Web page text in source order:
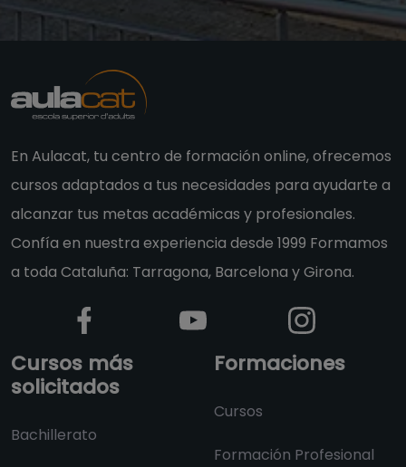
En Aulacat, tu centro de formación online, ofrecemos
cursos adaptados a tus necesidades para ayudarte a
alcanzar tus metas académicas y profesionales.
Confía en nuestra experiencia desde 1999 Formamos
a toda Cataluña: Tarragona, Barcelona y Girona.
Cursos más
solicitados
Bachillerato
Formaciones
Cursos
Formación Profesional